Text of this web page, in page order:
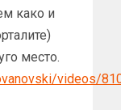
како и
место.
videos/